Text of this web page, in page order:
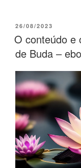
26/08/2023
O conteúdo e
de Buda –